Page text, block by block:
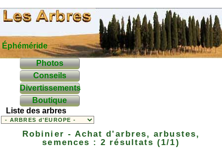
Éphéméride
Photos
Conseils
Divertissements
Boutique
Liste des arbres
Robinier - Achat d'arbres, arbustes,
semences : 2 résultats (1/1)